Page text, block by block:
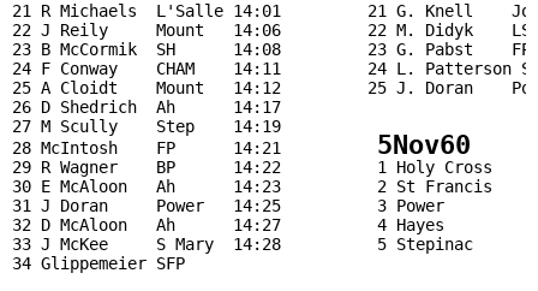
21 R Michaels  L'Salle 14:01         21 G.
22 J Reily     Mount   14:06         22 M. Didyk
23 B McCormik  SH      14:08         23 G. Pabst
24 F Conway    CHAM    14:11         24 L.
25 A Cloidt    Mount   14:12         25 J. Doran
26 D Shedrich  Ah      14:17
27 M Scully    Step    14:19
28 McIntosh    FP      14:21 5Nov60
29 R Wagner    BP      14:22          1 Holy Cross
30 E McAloon   Ah      14:23          2 St Francis
31 J Doran     Power   14:25          3 Power
32 D McAloon   Ah      14:27          4 Hayes
33 J McKee     S Mary  14:28          5 Stepinac
34 Glippemeier SFP